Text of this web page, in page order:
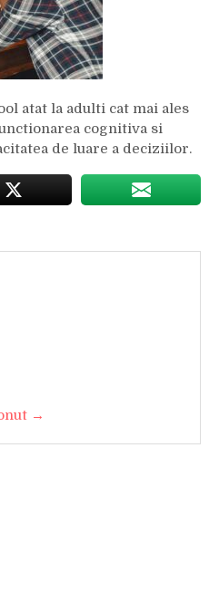
atat la adulti cat mai ales
cognitiva si
de luare a deciziilor.
→